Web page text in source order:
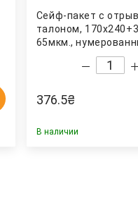
Сейф-пакет с
талоном,
65мкм.,
для сопр. докум,
376.5₴
В наличии